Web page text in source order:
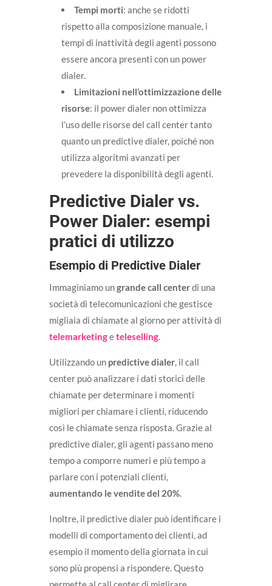
Tempi morti: anche se ridotti
rispetto alla composizione manuale, i
tempi di inattività degli agenti possono
essere ancora presenti con un power
dialer.
Limitazioni nell’ottimizzazione delle
risorse: il power dialer non ottimizza
l’uso delle risorse del call center tanto
quanto un predictive dialer, poiché non
utilizza algoritmi avanzati per
prevedere la disponibilità degli agenti.
Predictive Dialer vs.
Power Dialer: esempi
pratici di utilizzo
Esempio di Predictive Dialer
Immaginiamo ungrande call centerdi una
società di telecomunicazioni che gestisce
migliaia di chiamate al giorno per attività di
telemarketingeteleselling.
Utilizzando un predictive dialer, il call
center può analizzare i dati storici delle
chiamate per determinare i momenti
migliori per chiamare i clienti, riducendo
così le chiamate senza risposta. Grazie al
predictive dialer, gli agenti passano meno
tempo a comporre numeri e più tempo a
parlare con i potenziali clienti,
aumentando le vendite del 20%.
Inoltre, il predictive dialer può identificare i
modelli di comportamento dei clienti, ad
esempio il momento della giornata in cui
sono più propensi a rispondere. Questo